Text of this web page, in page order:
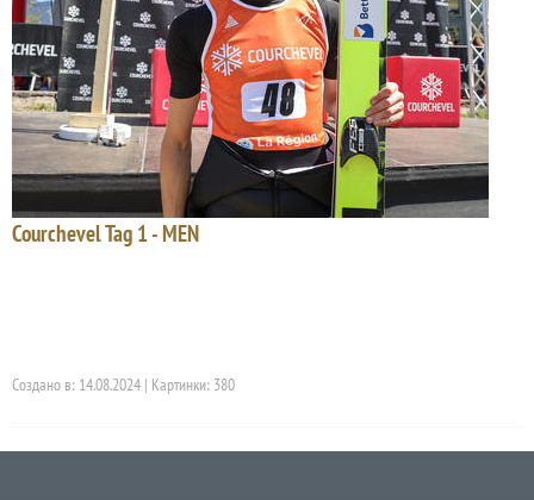
Courchevel Tag 1 - MEN
Создано в: 14.08.2024 | Картинки: 380